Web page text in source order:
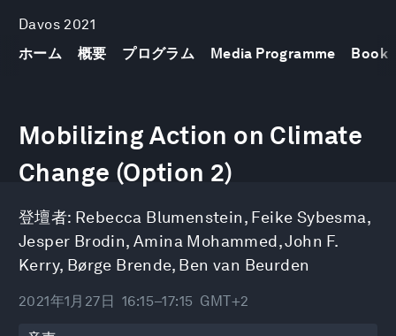
Davos 2021
ホーム
概要 プログラム Media Programme Book
Mobilizing Action on Climate
Change (Option 2)
登壇者: Rebecca Blumenstein, Feike Sybesma,
Jesper Brodin,Amina Mohammed,John F.
Kerry, Børge Brende, Ben van Beurden
2021年1月27日 16:15–17:15 GMT+2
of
hour,
3
12
seconds